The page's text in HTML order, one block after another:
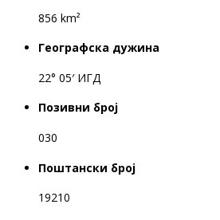
856 km²
Географска дужина
22° 05′ ИГД
Позивни број
030
Поштански број
19210